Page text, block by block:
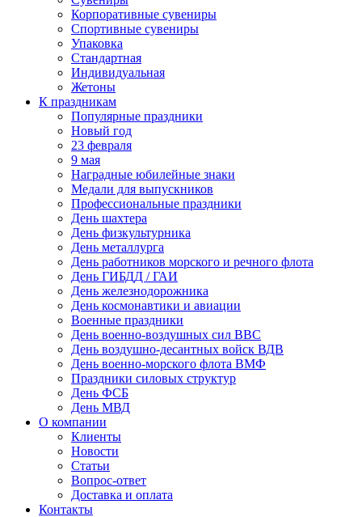
Корпоративные сувениры
Спортивные сувениры
Упаковка
Стандартная
Индивидуальная
Жетоны
К праздникам
Популярные праздники
Новый год
23 февраля
9 мая
Наградные юбилейные знаки
Медали для выпускников
Профессиональные праздники
День шахтера
День физкультурника
День металлурга
День работников морского и речного флота
День ГИБДД / ГАИ
День железнодорожника
День космонавтики и авиации
Военные праздники
День военно-воздушных сил ВВС
День воздушно-десантных войск ВДВ
День военно-морского флота ВМФ
Праздники силовых структур
День ФСБ
День МВД
О компании
Клиенты
Новости
Статьи
Вопрос-ответ
Доставка и оплата
Контакты